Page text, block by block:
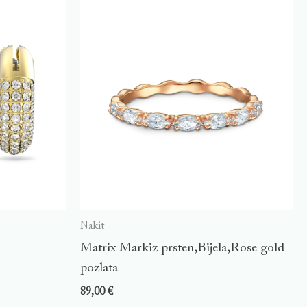
Nakit
Matrix Markiz prsten,Bijela,Rose gold
pozlata
89,00€